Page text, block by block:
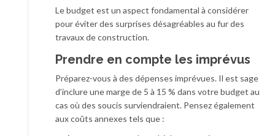
Le budget est un aspect fondamental à considérer
pour éviter des surprises désagréables au fur des
travaux de construction.
Prendre en compte les imprévus
Préparez-vous à des dépenses imprévues. Il est sage
d’inclure une marge de 5 à 15 % dans votre budget au
cas où des soucis surviendraient. Pensez également
aux coûts annexes tels que :